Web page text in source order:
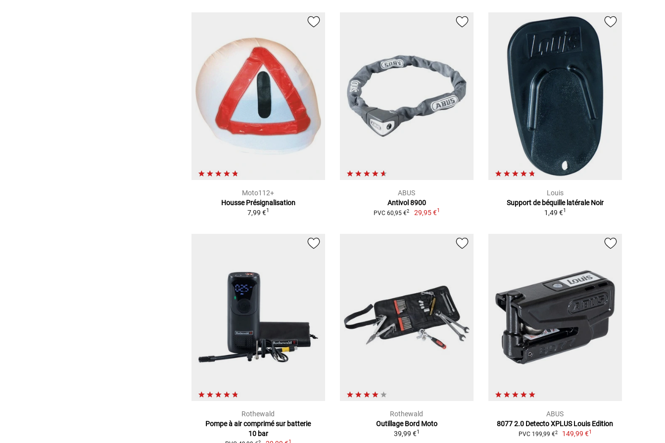
Moto112+
Housse Présignalisation
7,99 €1
ABUS
Antivol 8900
PVC 60,95 €2 29,95 €1
Louis
Support de béquille latérale Noir
1,49 €1
Rothewald
Pompe à air comprimé sur batterie
10 bar
Rothewald
Outillage Bord Moto
39,99 €1
ABUS
8077 2.0 Detecto XPLUS Louis Edition
PVC 199,99 €2 149,99 €1